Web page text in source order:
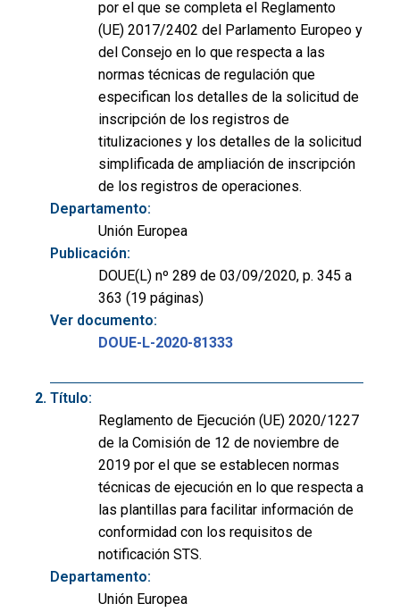
por el que se completa el Reglamento
(UE) 2017/2402 del Parlamento Europeo y
del Consejo en lo que respecta a las
normas técnicas de regulación que
especifican los detalles de la solicitud de
inscripción de los registros de
titulizaciones y los detalles de la solicitud
simplificada de ampliación de inscripción
de los registros de operaciones.
Departamento:
Unión Europea
Publicación:
DOUE(L) nº 289 de 03/09/2020, p. 345 a
363 (19 páginas)
Ver documento:
DOUE-L-2020-81333
Título:
Reglamento de Ejecución (UE) 2020/1227
de la Comisión de 12 de noviembre de
2019 por el que se establecen normas
técnicas de ejecución en lo que respecta a
las plantillas para facilitar información de
conformidad con los requisitos de
notificación STS.
Departamento:
Unión Europea